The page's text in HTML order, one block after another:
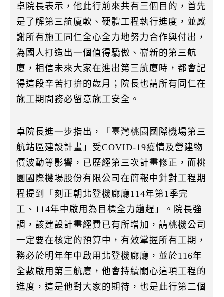
卓院長表示，他此行前來共有三個目的，首先
是了解第三航廈軟、硬體工程執行進度，並感
謝所有施工同仁全心全力地努力合作與付出，
為國人打造出一個值得驕傲、嶄新的第三航
廈，相信未來大家在進出第三航廈時，都會記
得這段辛苦打拚的歲月；院長也請所有同仁在
施工期間務必留意施工安全。
卓院長進一步指出，「臺灣桃園國際機場第三
航站區建設計畫」受COVID-19疫情及營建物
價波動等影響，已歷經第三次計畫修正，而桃
園國際機場股份有限公司在簡報中針對工程期
程提到「刻正朝北登機廊廳114年第1季完
工、114年中啟用為目標全力趲趕」。院長強
調，該建設計畫經費已有所增加，請桃機公司
一定要在核定的預算中，有效掌握所有工期，
務必於明年年中啟用北登機廊廳，並於116年
全數啟用第三航廈，他會持續關心這項工程的
進度，這是他對大家的期待，也是此行第二個